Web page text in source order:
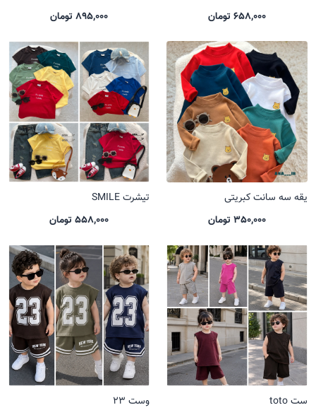
658,000 تومان
895,000 تومان
یقه سه سانت کبریتی
350,000 تومان
تیشرت SMILE
558,000 تومان
ست toto
وست 23